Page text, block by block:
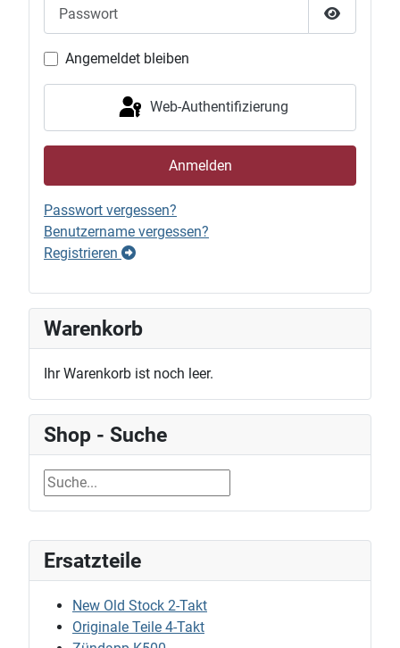
Ersatzteile
New Old Stock 2-Takt
Originale Teile 4-Takt
Passwort
Angemeldet bleiben
Web-Authentifizierung
Anmelden
Passwort vergessen?
Benutzername vergessen?
Registrieren
Warenkorb
Ihr Warenkorb ist noch leer.
Shop - Suche